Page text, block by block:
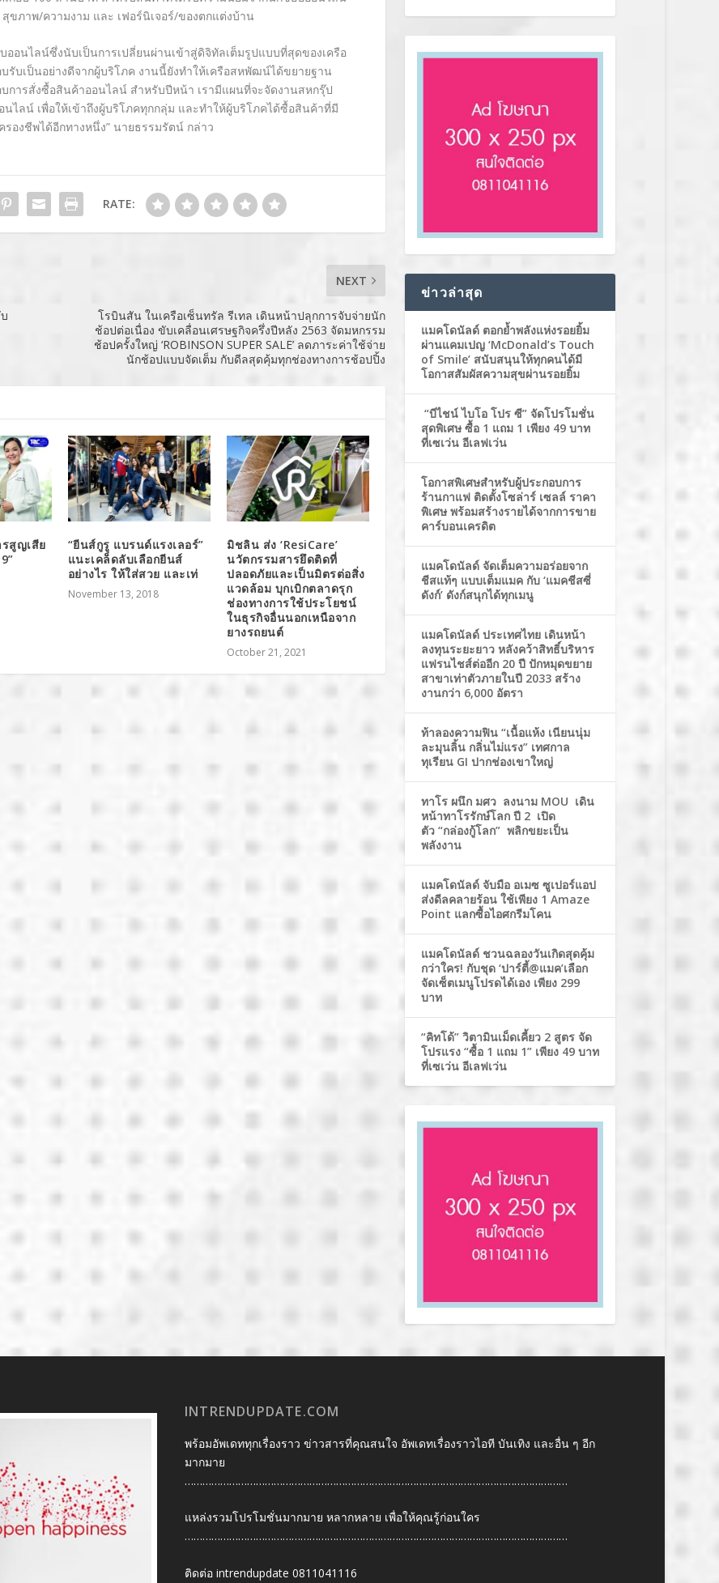
ภาพ/ความงาม และ เฟอร์นิเจอร์/ของตกแต่งบ้าน
อนไลน์ซึ่งนับเป็นการเปลี่ยนผ่านเข้าสู่ดิจิทัลเต็มรูปแบบที่สุดของเครือ
รับเป็นอย่างดีจากผู้บริโภค งานนี้ยังทำให้เครือสหพัฒน์ได้ขยายฐาน
การสั่งซื้อสินค้าออนไลน์ สำหรับปีหน้า เรามีแผนที่จะจัดงานสหกรุ๊ป
ลน์ เพื่อให้เข้าถึงผู้บริโภคทุกกลุ่ม และทำให้ผู้บริโภคได้ซื้อสินค้าที่มี
องชีพได้อีกทางหนึ่ง”นายธรรมรัตน์ กล่าว
RATE:
NEXT
โรบินสัน ในเครือเซ็นทรัล รีเทล เดินหน้าปลุกการจับจ่ายนัก
ช้อปต่อเนื่อง ขับเคลื่อนเศรษฐกิจครึ่งปีหลัง 2563 จัดมหกรรม
ช้อปครั้งใหญ่ ‘ROBINSON SUPER SALE’ ลดภาระค่าใช้จ่าย
นักช้อปแบบจัดเต็ม กับดีลสุดคุ้มทุกช่องทางการช้อปปิ้ง
รสูญเสีย
“ยีนส์กูรู แบรนด์แรงเลอร์”
แนะเคล็ดลับเลือกยีนส์
อย่างไร ให้ใส่สวย และเท่
November 13, 2018
มิชลิน ส่ง ‘ResiCare’
นวัตกรรมสารยึดติดที่
ปลอดภัยและเป็นมิตรต่อสิ่ง
แวดล้อม บุกเบิกตลาดรุก
ช่องทางการใช้ประโยชน์
ในธุรกิจอื่นนอกเหนือจาก
ยางรถยนต์
October 21, 2021
ข่าวล่าสุด
แมคโดนัลด์ ตอกย้ำพลังแห่งรอยยิ้ม
ผ่านแคมเปญ ‘McDonald’s Touch
of Smile’ สนับสนุนให้ทุกคนได้มี
โอกาสสัมผัสความสุขผ่านรอยยิ้ม
“บีไชน์ ไบโอ โปร ซี” จัดโปรโมชั่น
สุดพิเศษ ซื้อ 1 แถม 1 เพียง 49 บาท
ที่เซเว่น อีเลฟเว่น
โอกาสพิเศษสำหรับผู้ประกอบการ
ร้านกาแฟ ติดตั้งโซล่าร์ เซลล์ ราคา
พิเศษ พร้อมสร้างรายได้จากการขาย
คาร์บอนเครดิต
แมคโดนัลด์ จัดเต็มความอร่อยจาก
ชีสแท้ๆ แบบเต็มแมค กับ ‘แมคชีสซี่
ดังก์’ ดังก์สนุกได้ทุกเมนู
แมคโดนัลด์ ประเทศไทย เดินหน้า
ลงทุนระยะยาว หลังคว้าสิทธิ์บริหาร
แฟรนไชส์ต่ออีก 20 ปี ปักหมุดขยาย
สาขาเท่าตัวภายในปี 2033 สร้าง
งานกว่า 6,000 อัตรา
ท้าลองความฟิน “เนื้อแห้ง เนียนนุ่ม
ละมุนลิ้น กลิ่นไม่แรง” เทศกาล
ทุเรียน GI ปากช่องเขาใหญ่
ทาโร ผนึก มศว ลงนาม MOU เดิน
หน้าทาโรรักษ์โลก ปี 2 เปิด
ตัว “กล่องกู้โลก” พลิกขยะเป็น
พลังงาน
แมคโดนัลด์ จับมือ อเมซ ซูเปอร์แอป
ส่งดีลคลายร้อน ใช้เพียง 1 Amaze
Point แลกซื้อไอศกรีมโคน
แมคโดนัลด์ ชวนฉลองวันเกิดสุดคุ้ม
กว่าใคร! กับชุด ‘ปาร์ตี้@แมค’เลือก
จัดเซ็ตเมนูโปรดได้เอง เพียง 299
บาท
“คิทโด้” วิตามินเม็ดเคี้ยว 2 สูตร จัด
โปรแรง “ซื้อ 1 แถม 1” เพียง 49 บาท
ที่เซเว่น อีเลฟเว่น
INTRENDUPDATE.COM
พร้อมอัพเดททุกเรื่องราว ข่าวสารที่คุณสนใจ อัพเดทเรื่องราวไอที บันเทิง และอื่น ๆ อีก
มากมาย
…………………………………………………………………………………………………………………
แหล่งรวมโปรโมชั่นมากมาย หลากหลาย เพื่อให้คุณรู้ก่อนใคร
…………………………………………………………………………………………………………………
ติดต่อ intrendupdate 0811041116